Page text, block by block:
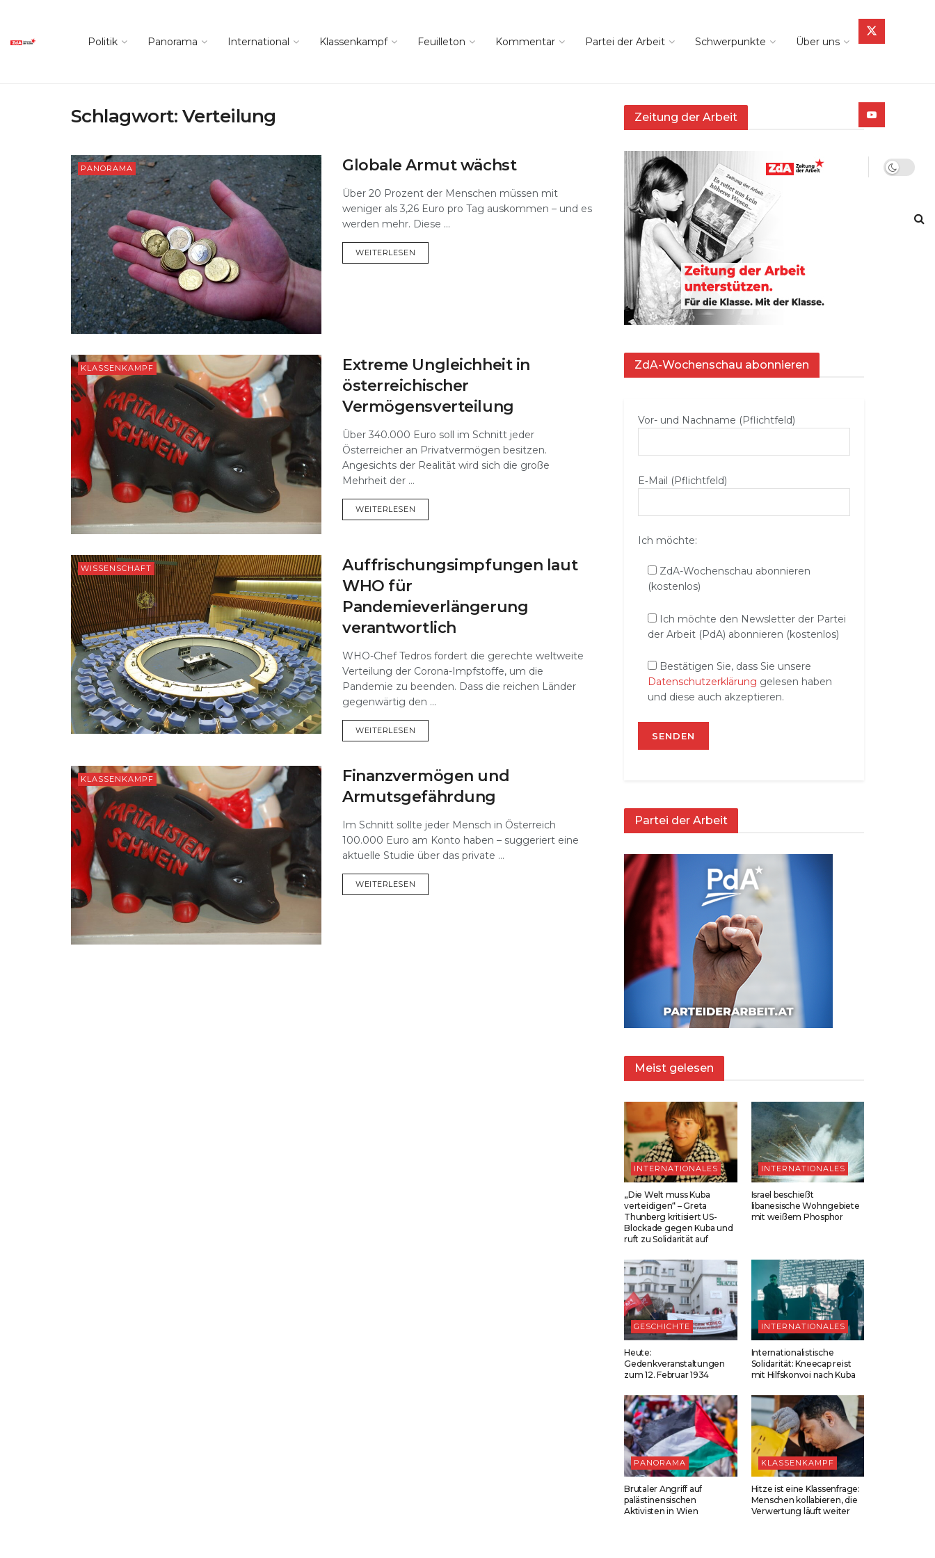
Politik Panorama International Klassenkampf Feuilleton Kommentar Partei der Arbeit Schwerpunkte Über uns
Schlagwort: Verteilung
PANORAMA Globale Armut wächst
Über 20 Prozent der Menschen müssen mit
weniger als 3,26 Euro pro Tag auskommen – und es
werden mehr. Diese ...
WEITERLESEN
KLASSENKAMPF
Extreme Ungleichheit in
österreichischer
Vermögensverteilung
Über 340.000 Euro soll im Schnitt jeder
Österreicher an Privatvermögen besitzen.
Angesichts der Realität wird sich die große
Mehrheit der ...
WEITERLESEN
WISSENSCHAFT
Auffrischungsimpfungen laut
WHO für
Pandemieverlängerung
verantwortlich
WHO-Chef Tedros fordert die gerechte weltweite
Verteilung der Corona-Impfstoffe, um die
Pandemie zu beenden. Dass die reichen Länder
gegenwärtig den ...
WEITERLESEN
KLASSENKAMPF
Finanzvermögen und
Armutsgefährdung
Im Schnitt sollte jeder Mensch in Österreich
100.000 Euro am Konto haben – suggeriert eine
aktuelle Studie über das private ...
WEITERLESEN
Zeitung der Arbeit
ZdA-Wochenschau abonnieren
Vor- und Nachname (Pflichtfeld)
E‑Mail (Pflichtfeld)
Ich möchte:
ZdA-Wochenschau abonnieren
(kostenlos)
Ich möchte den Newsletter der Partei
der Arbeit (PdA) abonnieren (kostenlos)
Bestätigen Sie, dass Sie unsere
Datenschutzerklärung gelesen haben
und diese auch akzeptieren.
Partei der Arbeit
Meist gelesen
INTERNATIONALES
„Die Welt muss Kuba
verteidigen“ – Greta
Thunberg kritisiert US-
Blockade gegen Kuba und
ruft zu Solidarität auf
INTERNATIONALES
Israel beschießt
libanesische Wohngebiete
mit weißem Phosphor
GESCHICHTE
Heute:
Gedenkveranstaltungen
zum 12. Februar 1934
INTERNATIONALES
Internationalistische
Solidarität: Kneecap reist
mit Hilfskonvoi nach Kuba
PANORAMA
Brutaler Angriff auf
palästinensischen
Aktivisten in Wien
KLASSENKAMPF
Hitze ist eine Klassenfrage:
Menschen kollabieren, die
Verwertung läuft weiter